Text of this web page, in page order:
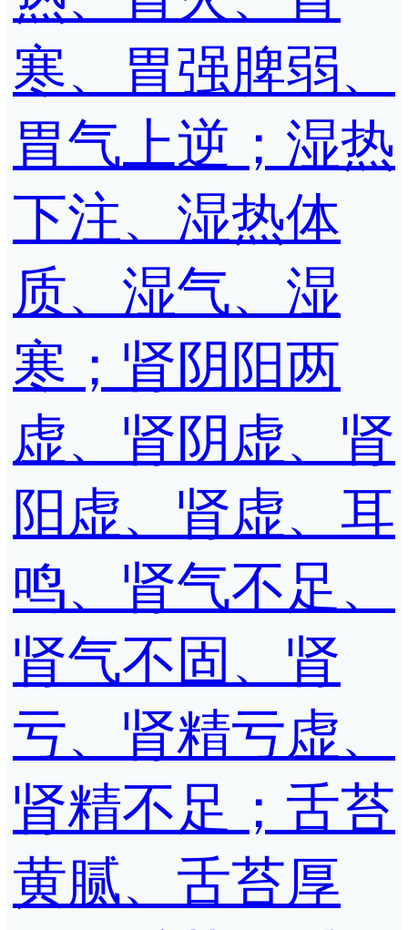
寒、胃强脾弱、
胃气上逆；湿热
下注、湿热体
质、湿气、湿
寒；肾阴阳两
虚、肾阴虚、肾
阳虚、肾虚、耳
鸣、肾气不足、
肾气不固、肾
亏、肾精亏虚、
肾精不足；舌苔
黄腻、舌苔厚